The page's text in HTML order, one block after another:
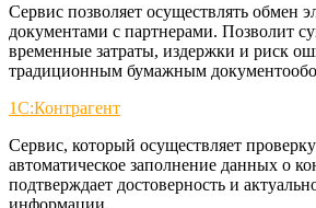
Сервис позволяет осуществлять обмен
документами с партнерами. Позволит
временные затраты, издержки и риск
традиционным бумажным
1С:Контрагент
Сервис, который осуществляет
автоматическое заполнение данных о
подтверждает достоверность и
информации.